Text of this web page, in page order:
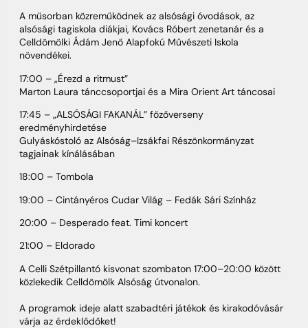
A műsorban közreműködnek az alsósági óvodások, az
alsósági tagiskola diákjai, Kovács Róbert zenetanár és a
Celldömölki Ádám Jenő Alapfokú Művészeti Iskola
növendékei.
17:00 – „Érezd a ritmust”
Marton Laura tánccsoportjai és a Mira Orient Art táncosai
17:45 – „ALSÓSÁGI FAKANÁL” főzőverseny
eredményhirdetése
Gulyáskóstoló az Alsóság–Izsákfai Részönkormányzat
tagjainak kínálásában
18:00 – Tombola
19:00 – Cintányéros Cudar Világ – Fedák Sári Színház
20:00 – Desperado feat. Timi koncert
21:00 – Eldorado
A Celli Szétpillantó kisvonat szombaton 17:00–20:00 között
közlekedik Celldömölk Alsóság útvonalon.
A programok ideje alatt szabadtéri játékok és kirakodóvásár
várja az érdeklődőket!